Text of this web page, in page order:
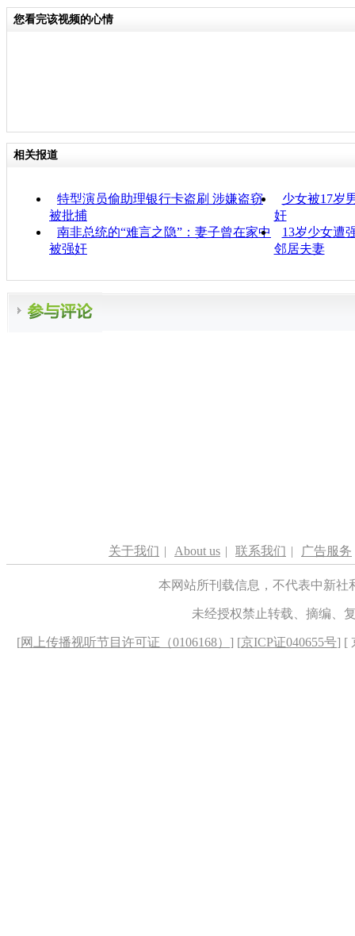
您看完该视频的心情
相关报道
特型演员偷助理银行卡盗刷 涉嫌盗窃
被批捕
少女被17岁
奸
南非总统的“难言之隐”：妻子曾在家中
被强奸
13岁少女遭
邻居夫妻
关于我们 | About us | 联系我们 | 广告服务
本网站所刊载信息，不代表中新
未经授权禁止转载、摘编、
[网上传播视听节目许可证（0106168） ] [京ICP证040655号] [